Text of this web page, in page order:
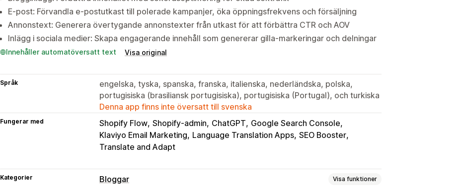
E-post: Förvandla e-postutkast till polerade kampanjer, öka öppningsfrekvens och försäljning
Annonstext: Generera övertygande annonstexter från utkast för att förbättra CTR och AOV
Inlägg i sociala medier: Skapa engagerande innehåll som genererar gilla-markeringar och delningar
Innehåller automatöversatt text Visa original
Språk
engelska, tyska, spanska, franska, italienska, nederländska, polska,
portugisiska (brasiliansk portugisiska), portugisiska (Portugal), och turkiska
Denna app finns inte översatt till svenska
Fungerar med Shopify Flow Shopify-admin ChatGPT Google Search Console
Klaviyo Email Marketing Language Translation Apps SEO Booster
Translate and Adapt
Kategorier Bloggar Visa funktioner